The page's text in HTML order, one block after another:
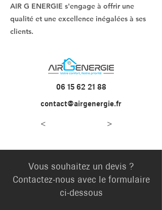
AIR G ENERGIE s'engage à offrir une
qualité et une excellence inégalées à ses
clients.
06 15 62 21 88
contact@airgenergie.fr
< >
Vous souhaitez un devis ?
Contactez-nous avec le formulaire
ci-dessous